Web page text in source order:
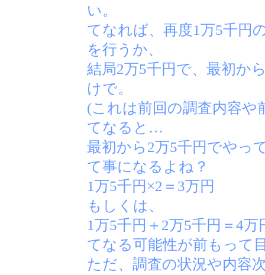
い。
てなれば、再度1万5千円
を行うか、
結局2万5千円で、最初か
けで。
(これは前回の調査内容や
てなると…
最初から2万5千円でやっ
て事になるよね？
1万5千円×2＝3万円
もしくは、
1万5千円＋2万5千円＝4万
てなる可能性が前もって
ただ、調査の状況や内容